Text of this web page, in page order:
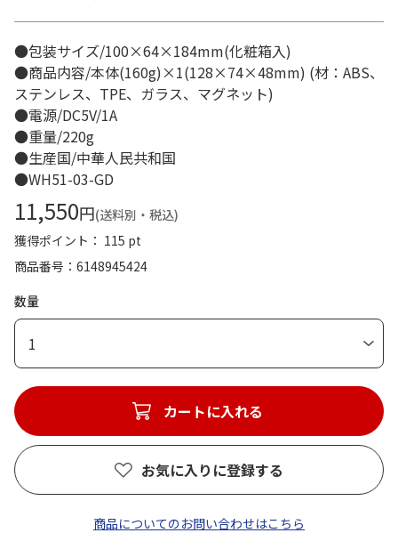
●包装サイズ/100×64×184mm(化粧箱入)
●商品内容/本体(160g)×1(128×74×48mm) (材：ABS、
ステンレス、TPE、ガラス、マグネット)
●電源/DC5V/1A
●重量/220g
●生産国/中華人民共和国
●WH51-03-GD
11,550円(送料別・税込)
獲得ポイント： 115 pt
商品番号
6148945424
数量
1
カートに入れる
お気に入りに登録する
商品についてのお問い合わせはこちら